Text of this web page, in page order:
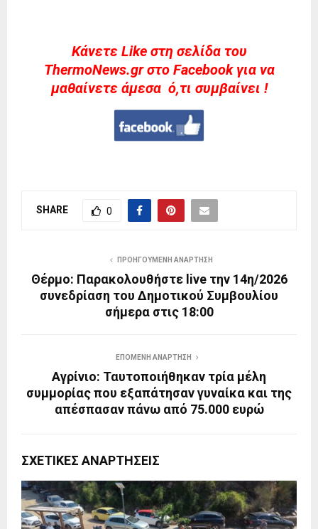
Kάνετε Like στη σελίδα του
ThermoNews.gr στο Facebook για να
μαθαίνετε άμεσα ό,τι συμβαίνει !
SHARE 0
ΠΡΟΗΓΟΎΜΕΝΗ ΑΝΆΡΤΗΣΗ
Θέρμο: Παρακολουθήστε live την 14η/2026
συνεδρίαση του Δημοτικού Συμβουλίου
σήμερα στις 18:00
ΕΠΌΜΕΝΗ ΑΝΆΡΤΗΣΗ
Αγρίνιο: Ταυτοποιήθηκαν τρία μέλη
συμμορίας που εξαπάτησαν γυναίκα και της
απέσπασαν πάνω από 75.000 ευρώ
ΣΧΕΤΙΚΈΣ ΑΝΑΡΤΉΣΕΙΣ